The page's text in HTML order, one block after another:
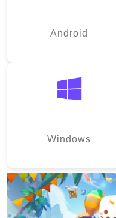
Android
Windows